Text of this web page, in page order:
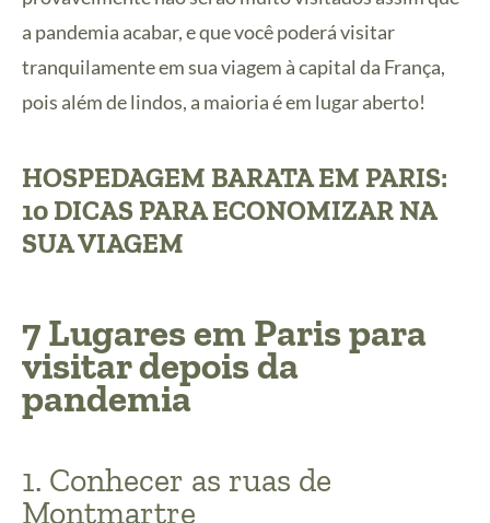
a pandemia acabar, e que você poderá visitar
tranquilamente em sua viagem à capital da França,
pois além de lindos, a maioria é em lugar aberto!
HOSPEDAGEM BARATA EM PARIS:
10 DICAS PARA ECONOMIZAR NA
SUA VIAGEM
7 Lugares em Paris para
visitar depois da
pandemia
1. Conhecer as ruas de
Montmartre